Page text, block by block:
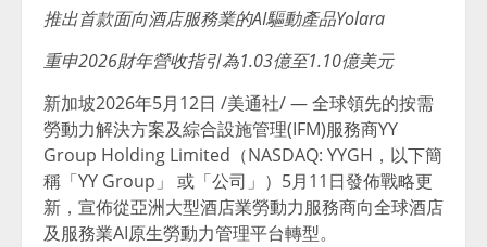
推出首款面向酒店服務業的AI驅動產品Yolara
重申2026財年營收指引為1.03億至1.10億美元
新加坡2026年5月12日 /美通社/ — 全球領先的按需
勞動力解決方案及綜合設施管理(IFM)服務商YY
Group Holding Limited（NASDAQ: YYGH，以下簡
稱「YY Group」 或「公司」） 5月11日發佈戰略更
新，宣佈從亞洲大型酒店業勞動力服務商向全球酒店
及服務業AI原生勞動力管理平台轉型。